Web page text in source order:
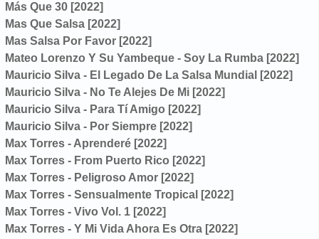
Más Que 30 [2022]
Mas Que Salsa [2022]
Mas Salsa Por Favor [2022]
Mateo Lorenzo Y Su Yambeque - Soy La Rumba [2022]
Mauricio Silva - El Legado De La Salsa Mundial [2022]
Mauricio Silva - No Te Alejes De Mi [2022]
Mauricio Silva - Para Tí Amigo [2022]
Mauricio Silva - Por Siempre [2022]
Max Torres - Aprenderé [2022]
Max Torres - From Puerto Rico [2022]
Max Torres - Peligroso Amor [2022]
Max Torres - Sensualmente Tropical [2022]
Max Torres - Vivo Vol. 1 [2022]
Max Torres - Y Mi Vida Ahora Es Otra [2022]